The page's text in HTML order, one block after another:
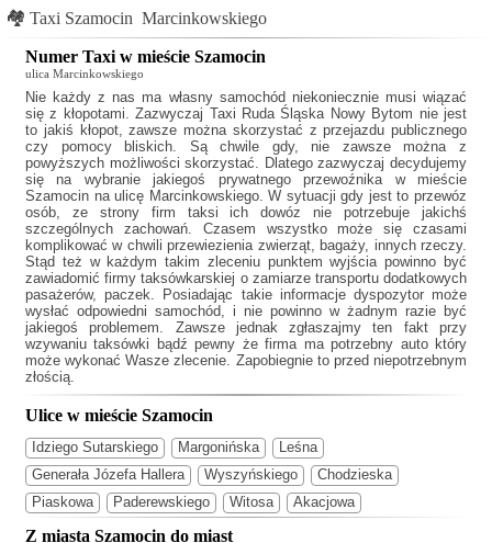
🏘 Taxi Szamocin Marcinkowskiego
Numer Taxi w mieście Szamocin
ulica Marcinkowskiego
Nie każdy z nas ma własny samochód niekoniecznie musi wiązać
się z kłopotami. Zazwyczaj Taxi Ruda Śląska Nowy Bytom nie jest
to jakiś kłopot, zawsze można skorzystać z przejazdu publicznego
czy pomocy bliskich. Są chwile gdy, nie zawsze można z
powyższych możliwości skorzystać. Dlatego zazwyczaj decydujemy
się na wybranie jakiegoś prywatnego przewoźnika w mieście
Szamocin na ulicę Marcinkowskiego. W sytuacji gdy jest to przewóz
osób, ze strony firm taksi ich dowóz nie potrzebuje jakichś
szczególnych zachowań. Czasem wszystko może się czasami
komplikować w chwili przewiezienia zwierząt, bagaży, innych rzeczy.
Stąd też w każdym takim zleceniu punktem wyjścia powinno być
zawiadomić firmy taksówkarskiej o zamiarze transportu dodatkowych
pasażerów, paczek. Posiadając takie informacje dyspozytor może
wysłać odpowiedni samochód, i nie powinno w żadnym razie być
jakiegoś problemem. Zawsze jednak zgłaszajmy ten fakt przy
wzywaniu taksówki bądź pewny że firma ma potrzebny auto który
może wykonać Wasze zlecenie. Zapobiegnie to przed niepotrzebnym
złością.
Ulice w mieście Szamocin
Idziego Sutarskiego Margonińska
Leśna
Generała Józefa Hallera
Wyszyńskiego
Chodzieska
Piaskowa
Paderewskiego Witosa Akacjowa
Z miasta Szamocin do miast